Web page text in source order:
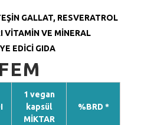
GALLAT, RESVERATROL
VİTAMİN VE MİNERAL
EDİCİ GIDA
1 vegan
kapsül
MİKTAR
%BRD *